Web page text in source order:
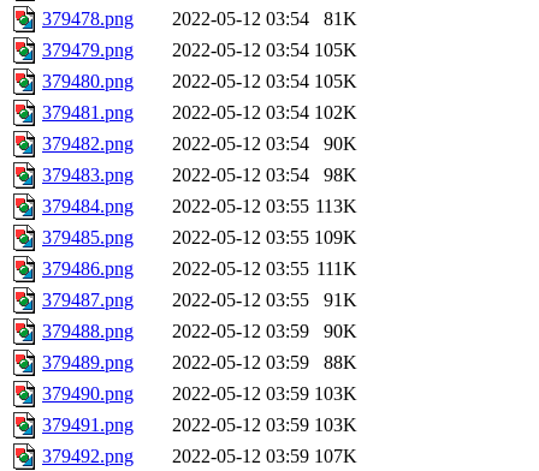
379478.png
2022-05-12 03:54
81K
379479.png
2022-05-12 03:54 105K
379480.png
2022-05-12 03:54 105K
379481.png
2022-05-12 03:54 102K
379482.png
2022-05-12 03:54
90K
379483.png
2022-05-12 03:54
98K
379484.png
2022-05-12 03:55 113K
379485.png
2022-05-12 03:55 109K
379486.png
2022-05-12 03:55 111K
379487.png
2022-05-12 03:55
91K
379488.png
2022-05-12 03:59
90K
379489.png
2022-05-12 03:59
88K
379490.png
2022-05-12 03:59 103K
379491.png
2022-05-12 03:59 103K
379492.png
2022-05-12 03:59 107K